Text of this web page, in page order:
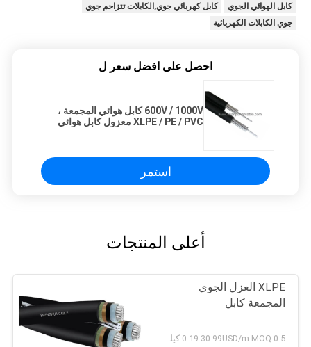
كابل الهوائي الجوي
كابل كهربائي جوي,الكابلات تتزاحم جوي
جوي الكابلات الكهربائية
احصل على افضل سعر ل
600V / 1000V كابل هوائي المجمعة ،
XLPE / PE / PVC معزول كابل هوائي
استمر
أعلى المنتجات
XLPE العزل الجوي
المجمعة كابل
0.19-30.99USD/m MOQ:0.5 كيلو متر